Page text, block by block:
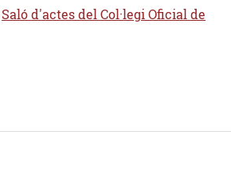
Saló d'actes del Col·legi Oficial de